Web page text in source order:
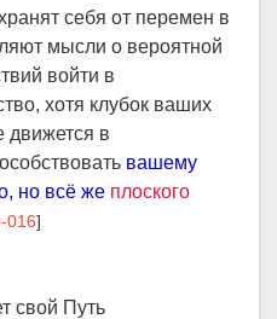
себя от перемен в
мысли о вероятной
войти в
хотя клубок ваших
движется в
вашему
но всё же плоского
016]
свой Путь